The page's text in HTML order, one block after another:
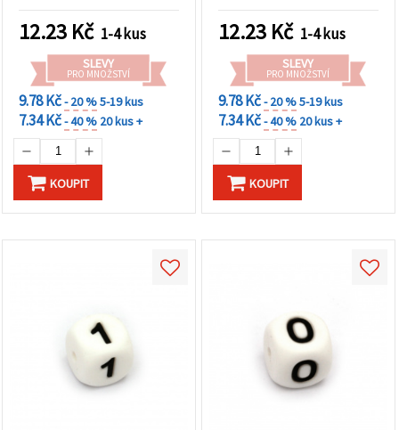
12.23 Kč 1-4 kus
SLEVY
PRO MNOŽSTVÍ
9.78 Kč- 20 %5-19 kus
7.34 Kč- 40 % 20 kus +
KOUPIT
bižuterii a DIY projekty
12.23 Kč 1-4 kus
SLEVY
PRO MNOŽSTVÍ
9.78 Kč- 20 %5-19 kus
7.34 Kč- 40 % 20 kus +
KOUPIT